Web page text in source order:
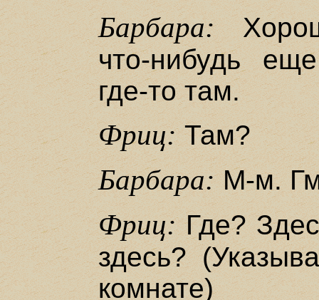
Барбара:
что-нибудь
где-то там.
Фриц:Там?
Барбара:М-м.
Фриц:Где?
здесь?
комнате)